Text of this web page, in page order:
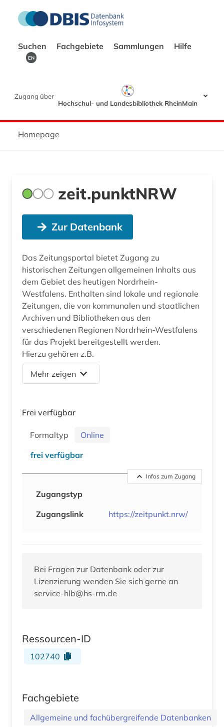
Suchen Fachgebiete Sammlungen Hilfe
EN
Zugang über
Hochschul- und Landesbibliothek RheinMain
Homepage
zeit.punktNRW
Zur Datenbank
Das Zeitungsportal bietet Zugang zu
historischen Zeitungen allgemeinen Inhalts aus
dem Gebiet des heutigen Nordrhein-
Westfalens. Enthalten sind lokale und regionale
Zeitungen, die von kommunalen und staatlichen
Archiven und Bibliotheken aus den
verschiedenen Regionen Nordrhein-Westfalens
für das Projekt bereitgestellt werden.
Hierzu gehören z.B.
Mehr zeigen
Frei verfügbar
Formaltyp
Online
frei verfügbar
Infos zum Zugang
Zugangstyp
Zugangslink
https://zeitpunkt.nrw/
Bei Fragen zur Datenbank oder zur
Lizenzierung wenden Sie sich gerne an
service-hlb@hs-rm.de
Ressourcen-ID
102740
Fachgebiete
Allgemeine und fachübergreifende Datenbanken